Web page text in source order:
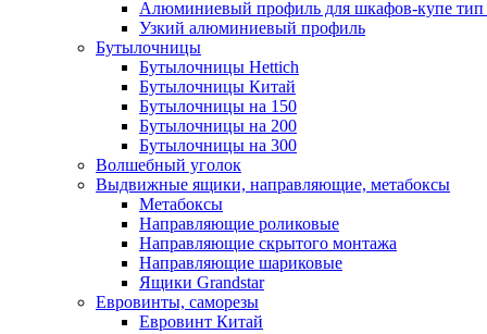
Алюминиевый профиль для шкафов-купе
Узкий алюминиевый профиль
Бутылочницы
Бутылочницы Hettich
Бутылочницы Китай
Бутылочницы на 150
Бутылочницы на 200
Бутылочницы на 300
Волшебный уголок
Выдвижные ящики, направляющие, метабоксы
Метабоксы
Направляющие роликовые
Направляющие скрытого монтажа
Направляющие шариковые
Ящики Grandstar
Евровинты, саморезы
Евровинт Китай